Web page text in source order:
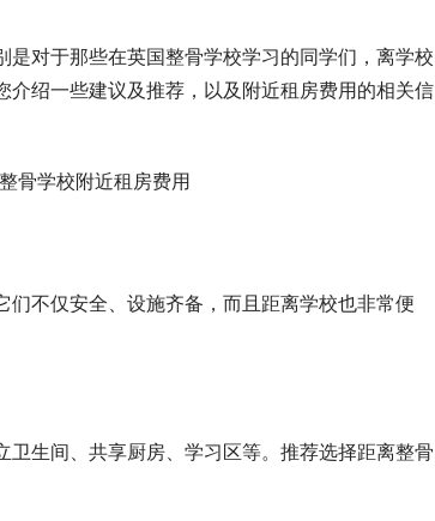
对于那些在英国整骨学校学习的同学们，离学校
绍一些建议及推荐，以及附近租房费用的相关信
不仅安全、设施齐备，而且距离学校也非常便
生间、共享厨房、学习区等。推荐选择距离整骨